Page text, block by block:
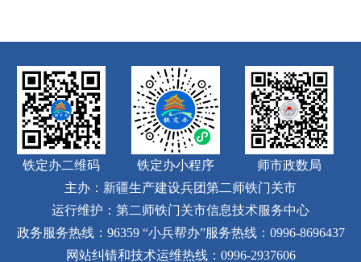
铁定办二维码 铁定办小程序
师市政数局
主办：新疆生产建设兵团第二师铁门关市
运行维护：第二师铁门关市信息技术服务中心
政务服务热线：96359 “小兵帮办”服务热线：0996-8696437
网站纠错和技术运维热线：0996-2937606